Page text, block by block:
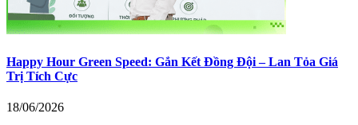
Happy Hour Green Speed: Gắn Kết Đồng Đội – Lan Tỏa Giá
Trị Tích Cực
18/06/2026